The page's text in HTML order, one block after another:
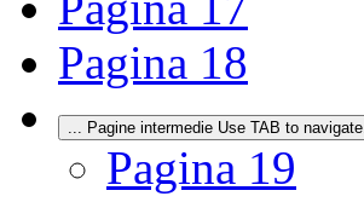
Pagina 18
Pagine intermedie Use TAB to navigate.
Pagina 19